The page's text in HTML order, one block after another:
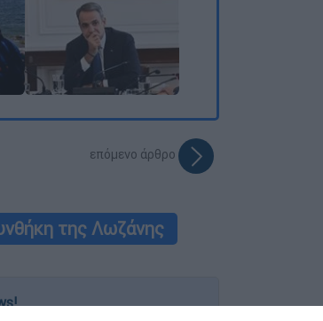
επόμενο άρθρο
της Λωζάνης